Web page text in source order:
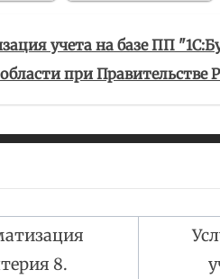
учета на базе ПП
при Правительстве
8.